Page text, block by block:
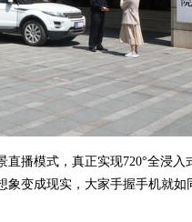
模式，真正实现720°全浸入
变成现实，大家手握手机就如